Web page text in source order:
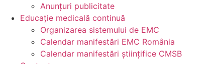
Anunțuri publicitate
Educație medicală continuă
Organizarea sistemului de EMC
Calendar manifestări EMC România
Calendar manifestări științifice CMSB